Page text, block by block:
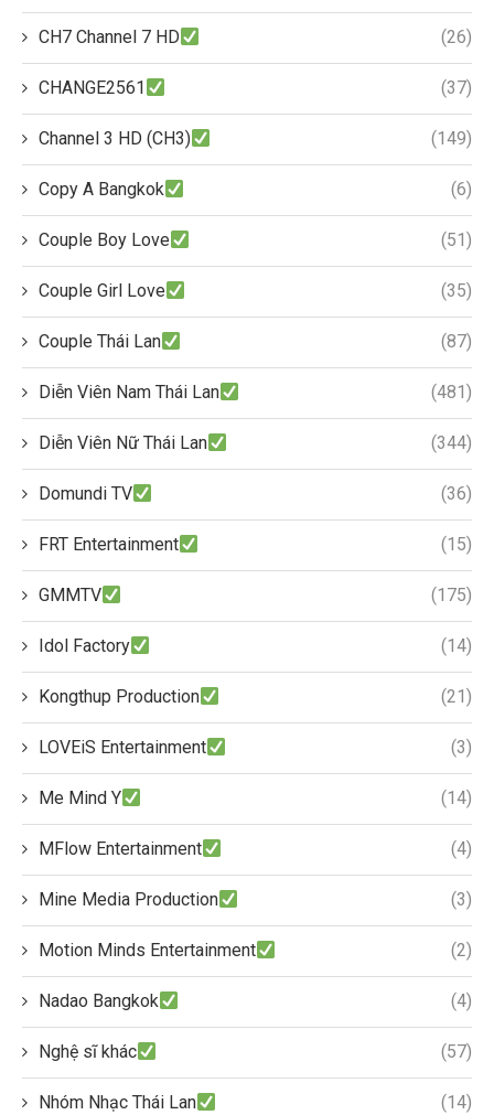
CH7 Channel 7 HD (26)
CHANGE2561 (37)
Channel 3 HD (CH3) (149)
Copy A Bangkok (6)
Couple Boy Love (51)
Couple Girl Love (35)
Couple Thái Lan (87)
Diễn Viên Nam Thái Lan (481)
Diễn Viên Nữ Thái Lan (344)
Domundi TV (36)
FRT Entertainment (15)
GMMTV (175)
Idol Factory (14)
Kongthup Production (21)
LOVEiS Entertainment (3)
Me Mind Y (14)
MFlow Entertainment (4)
Mine Media Production (3)
Motion Minds Entertainment (2)
Nadao Bangkok (4)
Nghệ sĩ khác (57)
Nhóm Nhạc Thái Lan (14)